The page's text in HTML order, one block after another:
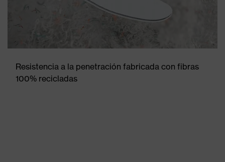
Resistencia a la penetración fabricada con fibras
100% recicladas